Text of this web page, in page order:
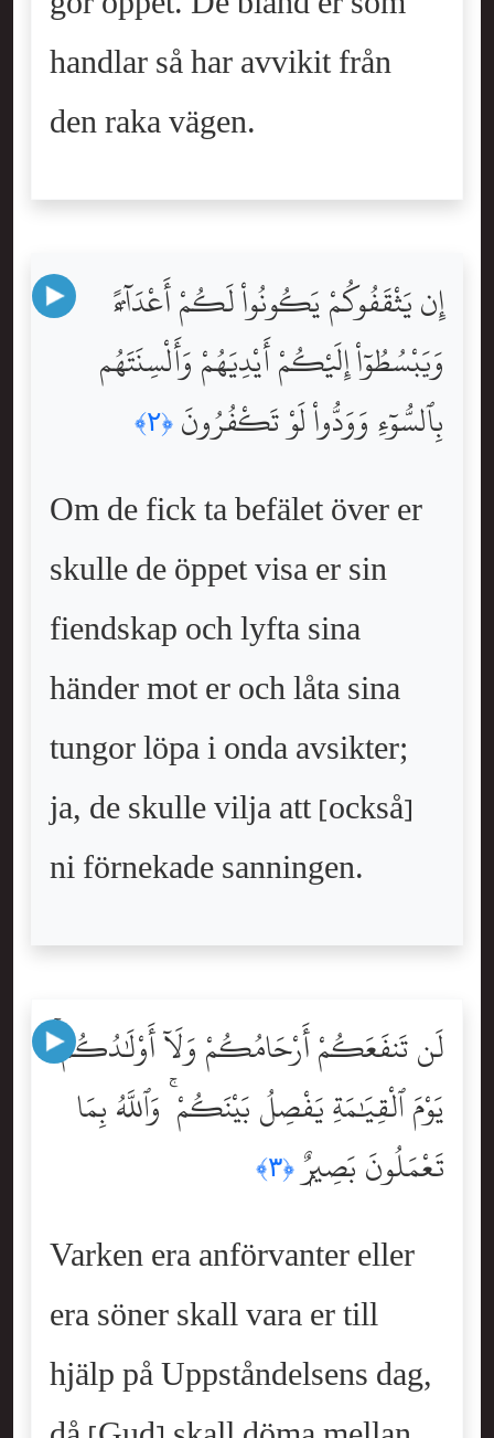
handlar så har avvikit från
den raka vägen.
إِن يَثْقَفُوكُمْ يَكُونُواْ لَكُمْ أَعْدَآءًۭ
وَيَبْسُطُوٓاْ إِلَيْكُمْ أَيْدِيَهُمْ وَأَلْسِنَتَهُم
بِٱلسُّوٓءِ وَوَدُّواْ لَوْ تَكْفُرُونَ ﴿٢﴾
Om de fick ta befälet över er
skulle de öppet visa er sin
fiendskap och lyfta sina
händer mot er och låta sina
tungor löpa i onda avsikter;
ja, de skulle vilja att [också]
ni förnekade sanningen.
لَن تَنفَعَكُمْ أَرْحَامُكُمْ وَلَآ أَوْلَٰدُكُمْ ۚ
يَوْمَ ٱلْقِيَٰمَةِ يَفْصِلُ بَيْنَكُمْ ۚ وَٱللَّهُ بِمَا
تَعْمَلُونَ بَصِيرٌۭ﴿٣﴾
Varken era anförvanter eller
era söner skall vara er till
hjälp på Uppståndelsens dag,